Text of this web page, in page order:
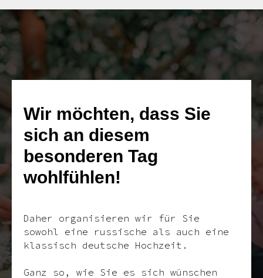
Wir möchten, dass Sie
sich an diesem
besonderen Tag
wohlfühlen!
Daher organisieren wir für Sie
sowohl eine russische als auch eine
klassisch deutsche Hochzeit.
Ganz so, wie Sie es sich wünschen